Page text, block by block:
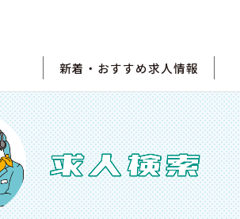
新着・おすすめ求人情報